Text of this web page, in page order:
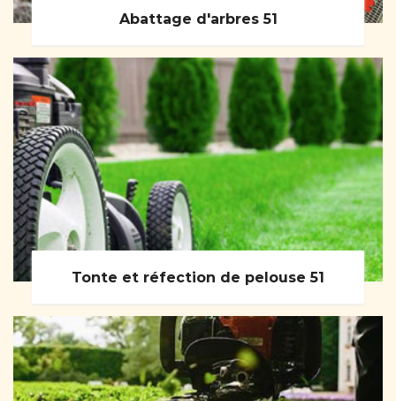
Abattage d'arbres 51
Tonte et réfection de pelouse 51